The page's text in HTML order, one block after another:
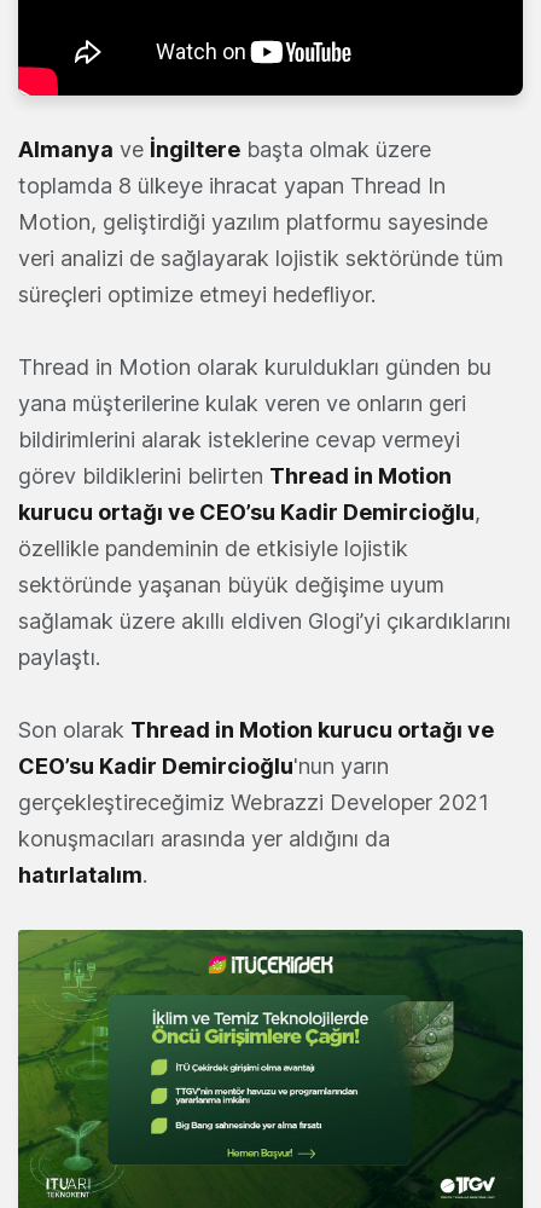
Almanya ve İngiltere başta olmak üzere
toplamda 8 ülkeye ihracat yapan Thread In
Motion, geliştirdiği yazılım platformu sayesinde
veri analizi de sağlayarak lojistik sektöründe tüm
süreçleri optimize etmeyi hedefliyor.
Thread in Motion olarak kuruldukları günden bu
yana müşterilerine kulak veren ve onların geri
bildirimlerini alarak isteklerine cevap vermeyi
görev bildiklerini belirten Thread in Motion
kurucu ortağı ve CEO’su Kadir Demircioğlu,
özellikle pandeminin de etkisiyle lojistik
sektöründe yaşanan büyük değişime uyum
sağlamak üzere akıllı eldiven Glogi’yi çıkardıklarını
paylaştı.
Son olarak Thread in Motion kurucu ortağı ve
CEO’su Kadir Demircioğlu'nun yarın
gerçekleştireceğimiz Webrazzi Developer 2021
konuşmacıları arasında yer aldığını da
hatırlatalım.